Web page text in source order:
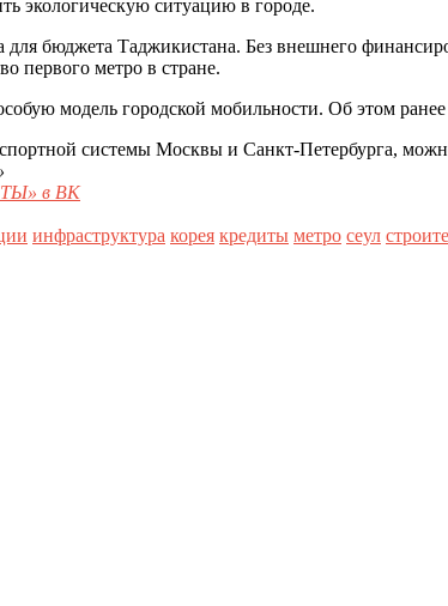
экологическую ситуацию в городе.
для бюджета Таджикистана. Без внешнего
первого метро в стране.
модель городской мобильности. Об этом ранее
системы Москвы и Санкт-Петербурга,
в ВК
инфраструктура корея кредиты метро сеул